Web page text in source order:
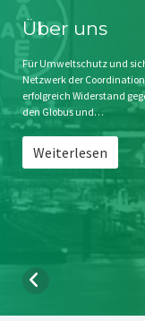
Impressum
Störfälle
Stichwort BAYER
Jahrestagung
SPENDEN
Über uns
Für Umweltschutz und
Netzwerk der Coordination
erfolgreich Widerstand
den Globus und…
Weiterlesen